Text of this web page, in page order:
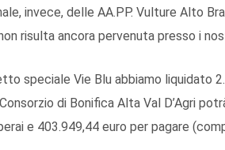
invece, delle AA.PP. Vulture Alto
risulta ancora pervenuta presso i
speciale Vie Blu abbiamo liquidato
di Bonifica Alta Val D’Agri
e 403.949,44 euro per pagare